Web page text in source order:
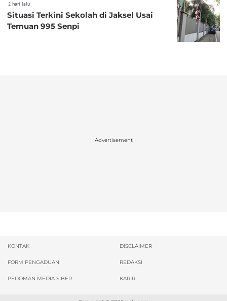
2 hari lalu
Situasi Terkini Sekolah di Jaksel Usai
Temuan 995 Senpi
Advertisement
KONTAK DISCLAIMER
FORM PENGADUAN REDAKSI
PEDOMAN MEDIA SIBER KARIR